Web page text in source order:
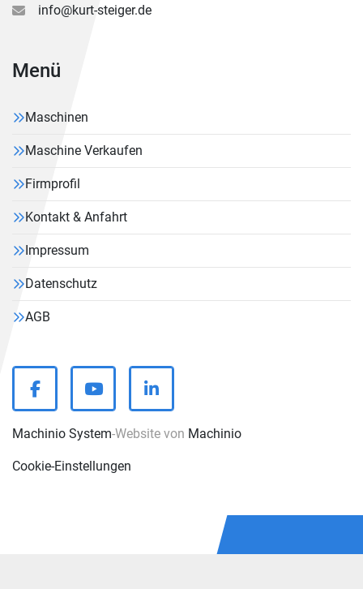
info@kurt-steiger.de
Menü
Maschinen
Maschine Verkaufen
Firmprofil
Kontakt & Anfahrt
Impressum
Datenschutz
AGB
facebookyoutubelinkedin
Machinio System-Website von Machinio
Cookie-Einstellungen